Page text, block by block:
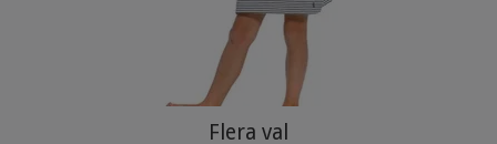
Flera val